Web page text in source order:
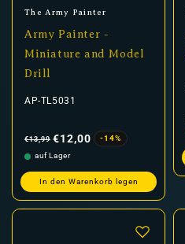
Anbieter:
The Army Painter
Army Painter -
Miniature and Model
Drill
AP-TL5031
Preis
€13,99 €12,00
-14%
auf Lager
In den Warenkorb legen